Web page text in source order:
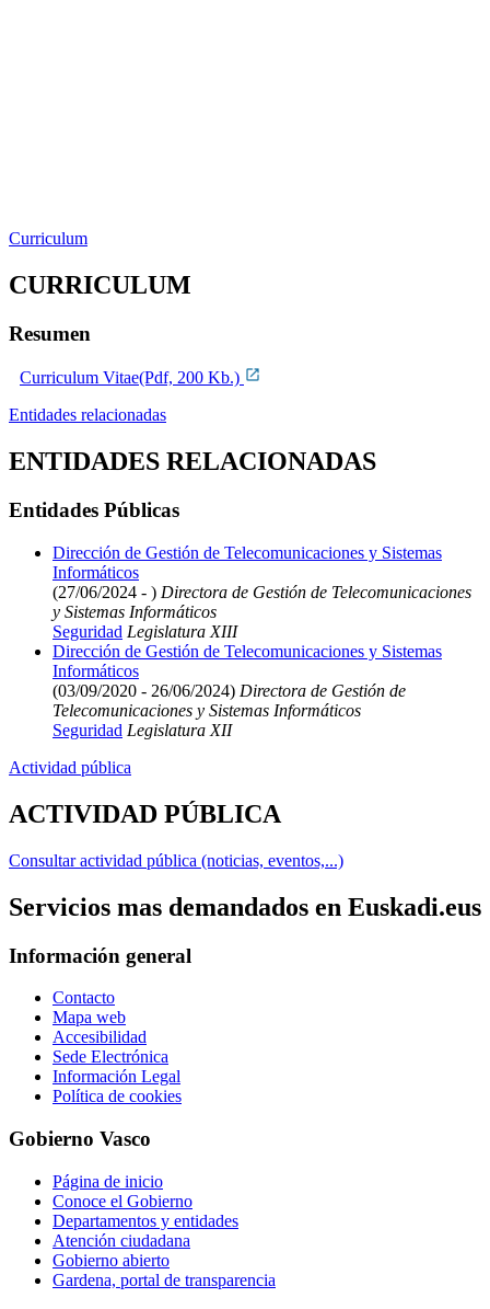
Curriculum
CURRICULUM
Resumen
Curriculum Vitae(Pdf, 200 Kb.)
Entidades relacionadas
ENTIDADES RELACIONADAS
Entidades Públicas
Dirección de Gestión de Telecomunicaciones y Sistemas
Informáticos
(27/06/2024 - ) Directora de Gestión de Telecomunicaciones
y Sistemas Informáticos
Seguridad Legislatura XIII
Dirección de Gestión de Telecomunicaciones y Sistemas
Informáticos
(03/09/2020 - 26/06/2024) Directora de Gestión de
Telecomunicaciones y Sistemas Informáticos
Seguridad Legislatura XII
Actividad pública
ACTIVIDAD PÚBLICA
Consultar actividad pública (noticias, eventos,...)
Servicios mas demandados en Euskadi.eus
Información general
Contacto
Mapa web
Accesibilidad
Sede Electrónica
Información Legal
Política de cookies
Gobierno Vasco
Página de inicio
Conoce el Gobierno
Departamentos y entidades
Atención ciudadana
Gobierno abierto
Gardena, portal de transparencia